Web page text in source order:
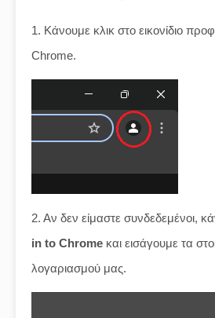
1. Κάνουμε κλικ στο εικονίδιο
Chrome.
2. Αν δεν είμαστε συνδεδεμένοι,
in to Chrome και εισάγουμε τα
λογαριασμού μας.